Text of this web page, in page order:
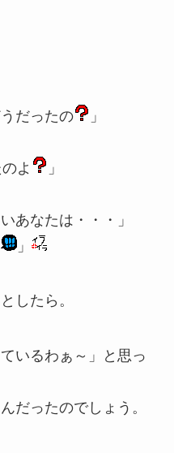
だったの
」
よ
」
あなたは・・・」
」
したら。
いるわぁ～」と思っ
だったのでしょう。